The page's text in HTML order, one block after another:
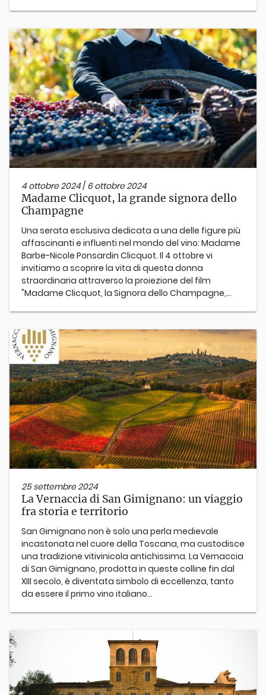
4 ottobre 2024/ 6 ottobre 2024
Madame Clicquot, la grande signora dello
Champagne
Una serata esclusiva dedicata a una delle figure più
affascinanti e influenti nel mondo del vino: Madame
Barbe-Nicole Ponsardin Clicquot. Il 4 ottobre vi
invitiamo a scoprire la vita di questa donna
straordinaria attraverso la proiezione del film
"Madame Clicquot, la Signora dello Champagne,...
25 settembre 2024
La Vernaccia di San Gimignano: un viaggio
fra storia e territorio
San Gimignano non è solo una perla medievale
incastonata nel cuore della Toscana, ma custodisce
una tradizione vitivinicola antichissima. La Vernaccia
di San Gimignano, prodotta in queste colline fin dal
XIII secolo, è diventata simbolo di eccellenza, tanto
da essere il primo vino italiano...